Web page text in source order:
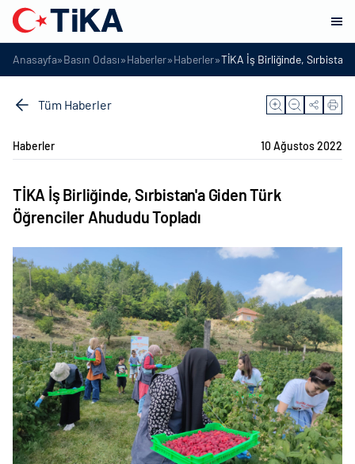
Anasayfa»Basın Odası»Haberler»Haberler»TİKA İş Birliğinde,
Tüm Haberler
Haberler 10 Ağustos 2022
TİKA İş Birliğinde, Sırbistan'a Giden Türk
Öğrenciler Ahududu Topladı